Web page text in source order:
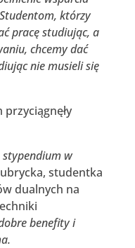
którzy
pracę studiując, a
chcemy dać
nie musieli się
stypendium w
studentka
dualnych na
benefity i